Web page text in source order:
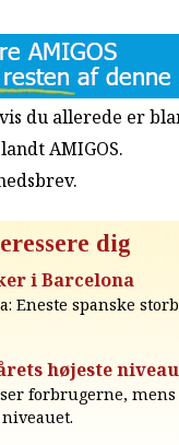
du allerede er
AMIGOS.
.
dig
i Barcelona
Eneste spanske
højeste niveau
forbrugerne, mens